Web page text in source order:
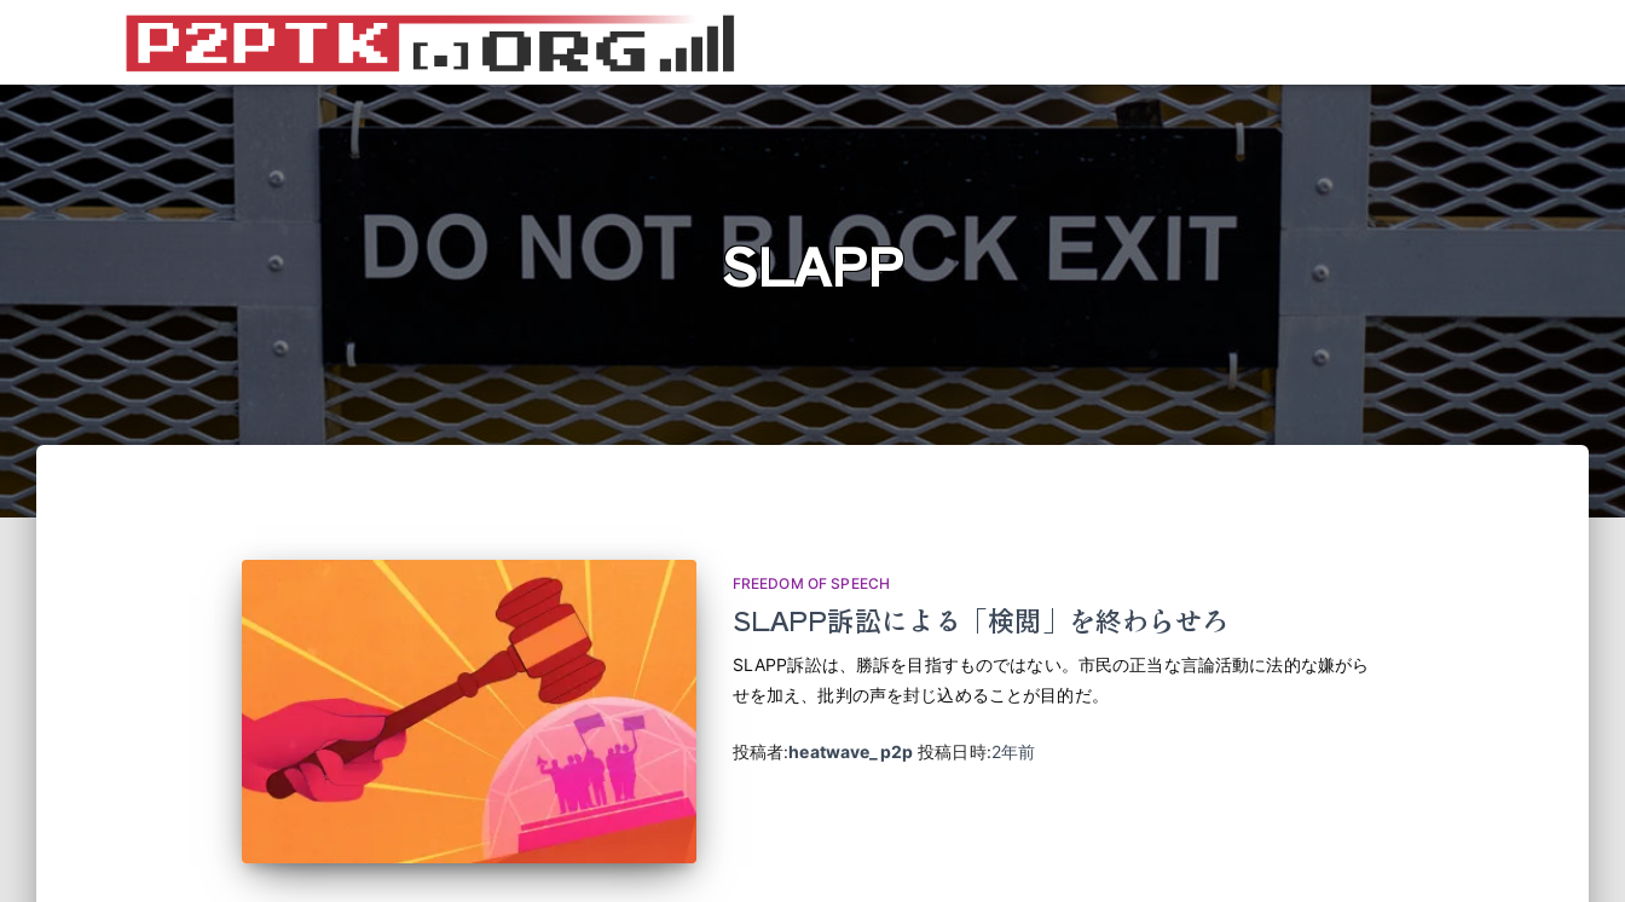
SLAPP
FREEDOM OF SPEECH
SLAPP訴訟による「検閲」を終わらせろ
SLAPP訴訟は、勝訴を目指すものではない。市民の正当な言論活動に法的な嫌がら
せを加え、批判の声を封じ込めることが目的だ。
投稿者:heatwave_p2p 投稿日時:2年前